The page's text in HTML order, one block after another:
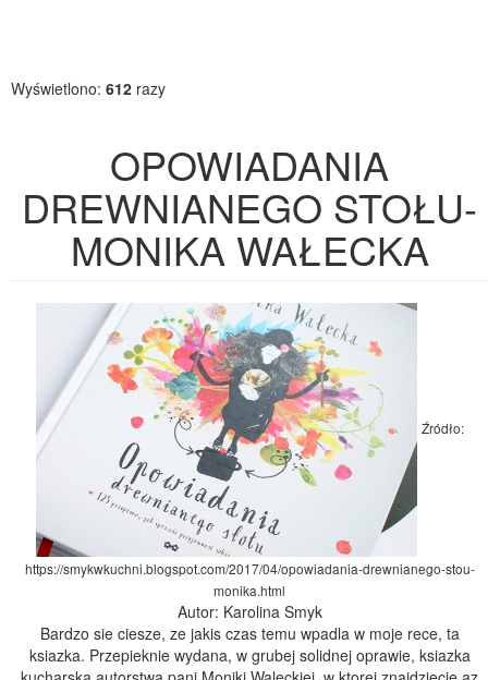
Wyświetlono: 612 razy
OPOWIADANIA
DREWNIANEGO STOŁU-
MONIKA WAŁECKA
Źródło:
https://smykwkuchni.blogspot.com/2017/04/opowiadania-drewnianego-stou-
monika.html
Autor: Karolina Smyk
Bardzo sie ciesze, ze jakis czas temu wpadla w moje rece, ta
ksiazka. Przepieknie wydana, w grubej solidnej oprawie, ksiazka